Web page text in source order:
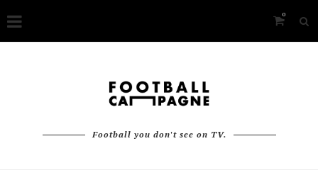
0
Football you don't see on TV.